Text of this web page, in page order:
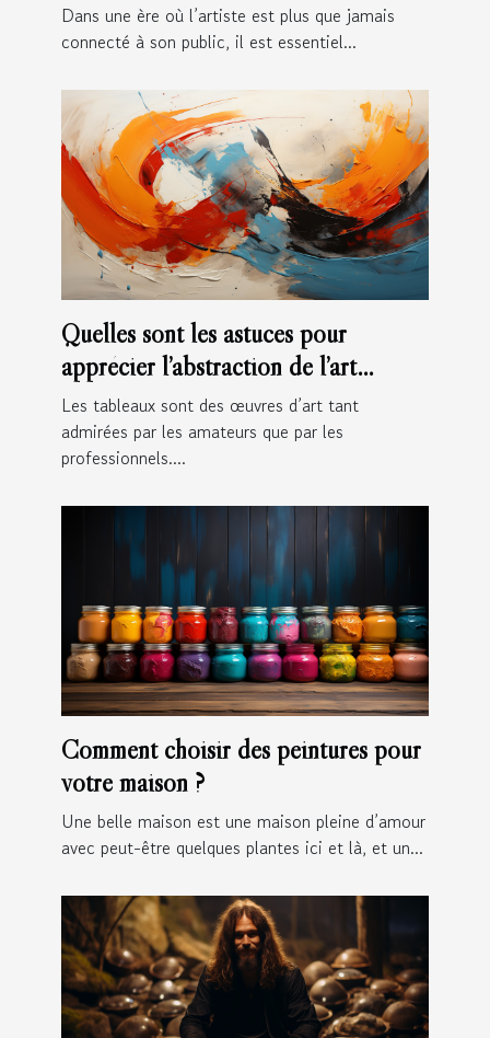
Dans une ère où l’artiste est plus que jamais
connecté à son public, il est essentiel...
Quelles sont les astuces pour
apprécier l’abstraction de l’art
abstrait ?
Les tableaux sont des œuvres d’art tant
admirées par les amateurs que par les
professionnels....
Comment choisir des peintures pour
votre maison ?
Une belle maison est une maison pleine d’amour
avec peut-être quelques plantes ici et là, et un...